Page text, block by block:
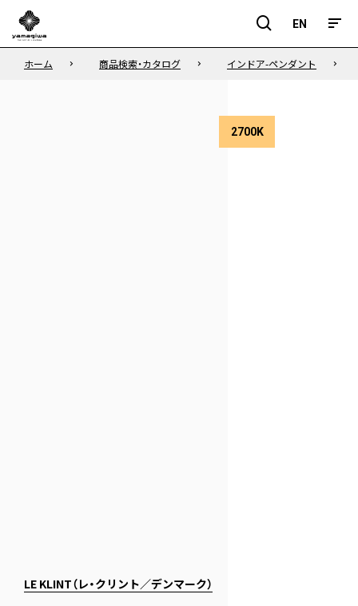
EN
EN
ホーム 商品検索・カタログ インドア-ペンダント
2700K
LE KLINT（レ・クリント／デンマーク）